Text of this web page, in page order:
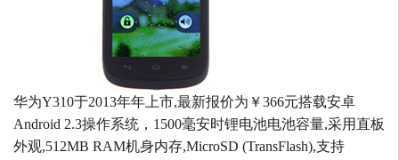
华为Y310于2013年年上市,最新报价为￥366元搭载安卓
Android 2.3操作系统，1500毫安时锂电池电池容量,采用直板
外观,512MB RAM机身内存,MicroSD (TransFlash),支持